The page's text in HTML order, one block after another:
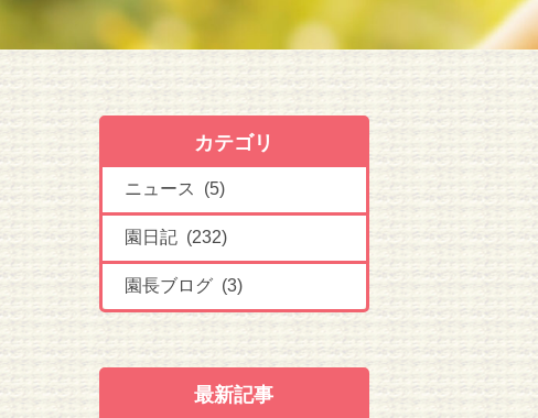
カテゴリ
ニュース (5)
園日記 (232)
園長ブログ (3)
最新記事